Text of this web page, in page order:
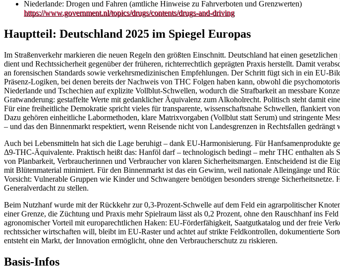
Niederlande: Drogen und Fahren (amtliche Hinweise zu Fahrverboten und Grenzwerten)
https://www.government.nl/topics/drugs/contents/drugs-and-driving
Hauptteil: Deutschland 2025 im Spiegel Europas
Im Straßenverkehr markieren die neuen Regeln den größten Einschnitt. Deutschland hat einen
dient und Rechtssicherheit gegenüber der früheren, richterrechtlich geprägten Praxis herstellt. Damit
an forensischen Standards sowie verkehrsmedizinischen Empfehlungen. Der Schritt fügt sich in ein
Präsenz‑Logiken, bei denen bereits der Nachweis von THC Folgen haben kann, obwohl die
Niederlande und Tschechien auf explizite Vollblut‑Schwellen, wodurch die Strafbarkeit an messbare
Gratwanderung: gestaffelte Werte mit gedanklicher Äquivalenz zum Alkoholrecht. Politisch steht damit
Für eine freiheitliche Demokratie spricht vieles für transparente, wissenschaftsnahe Schwellen, flankiert
Dazu gehören einheitliche Labormethoden, klare Matrixvorgaben (Vollblut statt Serum) und stringente
– und das den Binnenmarkt respektiert, wenn Reisende nicht von Landesgrenzen in Rechtsfallen gedrängt
Auch bei Lebensmitteln hat sich die Lage beruhigt – dank EU‑Harmonisierung. Für
Δ9‑THC‑Äquivalente. Praktisch heißt das: Hanföl darf – technologisch bedingt – mehr THC enthalten
von Planbarkeit, Verbraucherinnen und Verbraucher von klaren Sicherheitsmargen. Entscheidend ist
mit Blütenmaterial minimiert. Für den Binnenmarkt ist das ein Gewinn, weil nationale Alleingänge und
Vorsicht: Vulnerable Gruppen wie Kinder und Schwangere benötigen besonders strenge
Generalverdacht zu stellen.
Beim Nutzhanf wurde mit der Rückkehr zur 0,3‑Prozent‑Schwelle auf dem Feld ein agrarpolitischer
einer Grenze, die Züchtung und Praxis mehr Spielraum lässt als 0,2 Prozent, ohne den Rauschhanf ins
agronomischer Vorteil mit europarechtlichen Haken: EU‑Förderfähigkeit, Saatgutkatalog und der freie
rechtssicher wirtschaften will, bleibt im EU‑Raster und achtet auf strikte Feldkontrollen, dokumentierte
entsteht ein Markt, der Innovation ermöglicht, ohne den Verbraucherschutz zu riskieren.
Basis‑Infos